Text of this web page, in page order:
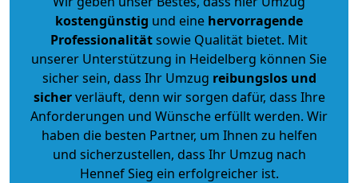
kostengünstig und eine hervorragende
Professionalitätsowie Qualität bietet. Mit
unserer Unterstützung in Heidelberg können Sie
sicher sein, dass Ihr Umzug reibungslos und
sicherverläuft, denn wir sorgen dafür, dass Ihre
Anforderungen und Wünsche erfüllt werden. Wir
haben die besten Partner, um Ihnen zu helfen
und sicherzustellen, dass Ihr Umzug nach
Hennef Sieg ein erfolgreicher ist.